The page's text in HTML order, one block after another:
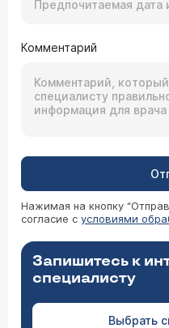
Комментарий
Нажимая на кнопку
согласие с условиями
Запишитесь к
специалисту
Выбрать